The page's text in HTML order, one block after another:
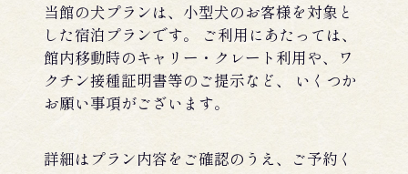
当館の犬プランは、小型犬のお客様を対象と
した宿泊プランです。 ご利用にあたっては、
館内移動時のキャリー・クレート利用や、ワ
クチン接種証明書等のご提示など、 いくつか
お願い事項がございます。
詳細はプラン内容をご確認のうえ、ご予約く